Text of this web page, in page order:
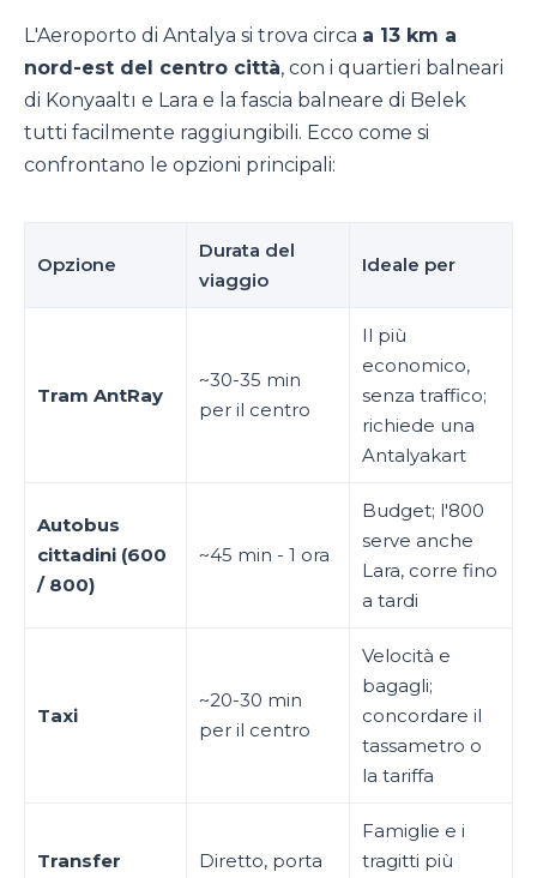
L'Aeroporto di Antalya si trova circa a 13 km a
nord-est del centro città, con i quartieri balneari
di Konyaaltı e Lara e la fascia balneare di Belek
tutti facilmente raggiungibili. Ecco come si
confrontano le opzioni principali:
Opzione
Durata del
viaggio
Ideale per
Tram AntRay
~30-35 min
per il centro
Il più
economico,
senza traffico;
richiede una
Antalyakart
Autobus
cittadini (600
/ 800)
~45 min - 1 ora
Budget; l'800
serve anche
Lara, corre fino
a tardi
Taxi
~20-30 min
per il centro
Velocità e
bagagli;
concordare il
tassametro o
la tariffa
Transfer
Diretto, porta
Famiglie e i
tragitti più